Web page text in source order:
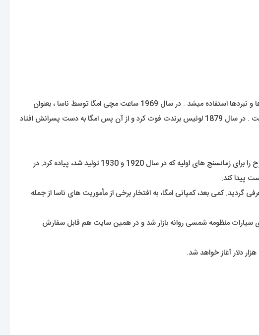
از ساعت های مچی امگا برای ارتش ایالات متحده ی آمریکا سال 1918 و در سال 1917 برای ارتش هوایی سلطنت بریتانیا در رزمایش ها و نبردها استفاده میشد . در سال 1969 ساعت مچی امگا توسط ناسا ، بعنوان
اولین ساعت بر روی ماه حضور پیدا کرد و به این عنوان برگزیده شد . برند امگا توسط افرادی مانند جیمز باند شهرت خود را بدست اورده است . در سال 1879 لوئیس برندت فوت کرد و از آن پس امگا به دست پسرانش افتاد
این ساعت فقط یک محصول لوکس محسوب نمیشه بلکه یکی از ساعت های دارای هویت در جهان نیز تلقی میشه. امگا در ابتدا این طرح را برای زمانسنج های اولیه که در سال 1920 و 1930 تولید شد، پیاده کرد. در
دوم و سوم در سال های 1959 و 1963 به تولید انبوه رسید و شاهکار افسانه ای امگا نسل چهارم اِسپیدمستر با کالیبر 861 معرفی گردید. کمی بعد، کمپانی امگا، به افتخار برخی از مأموریت های ناسا از جمله
دیگر از این محصول رو به جهان معرفی کرد که در 11 رنگ با الهامی از رنگ های سیارات منظومه شمسی روانه بازار شد و در همین سایت هم قابل سفارش
دلار آغاز خواهد شد.